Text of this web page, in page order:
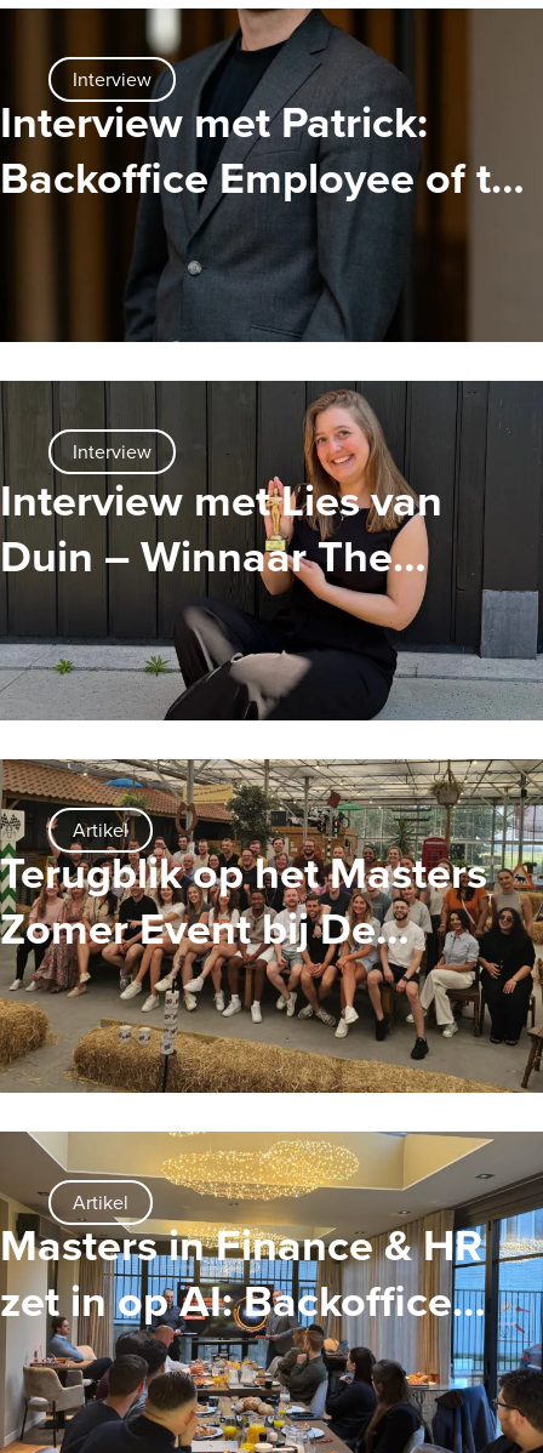
Interview
Interview met Patrick:
Backoffice Employee of the
Year 2024
Interview
Interview met Lies van
Duin – Winnaar The
Ambassador Award
Artikel
Terugblik op het Masters
Zomer Event bij De
Tuinderij
Artikel
Masters in Finance & HR
zet in op AI: Backoffice
personeel volgt AI-training